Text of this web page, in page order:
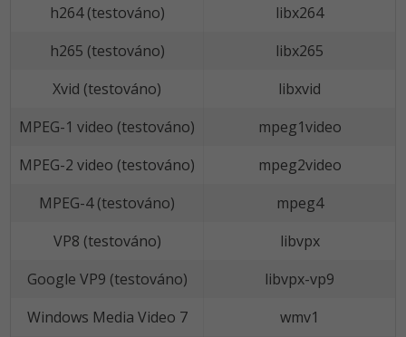
h264 (testováno)
libx264
h265 (testováno)
libx265
Xvid (testováno)
libxvid
MPEG-1 video (testováno)
mpeg1video
MPEG-2 video (testováno)
mpeg2video
MPEG-4 (testováno)
mpeg4
VP8 (testováno)
libvpx
Google VP9 (testováno)
libvpx-vp9
Windows Media Video 7
wmv1